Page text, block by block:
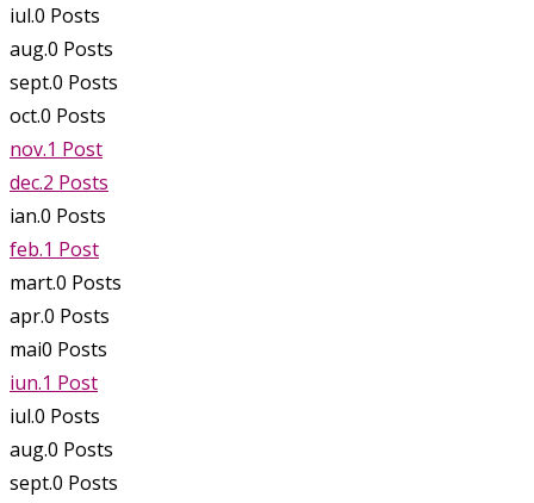
iul.0 Posts
aug.0 Posts
sept.0 Posts
oct.0 Posts
nov.1 Post
dec.2 Posts
ian.0 Posts
feb.1 Post
mart.0 Posts
apr.0 Posts
mai0 Posts
iun.1 Post
iul.0 Posts
aug.0 Posts
sept.0 Posts